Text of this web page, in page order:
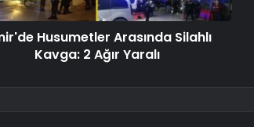
Husumetler Arasında Silahlı
Kavga: 2 Ağır Yaralı